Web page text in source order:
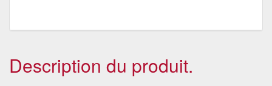
Description du produit.